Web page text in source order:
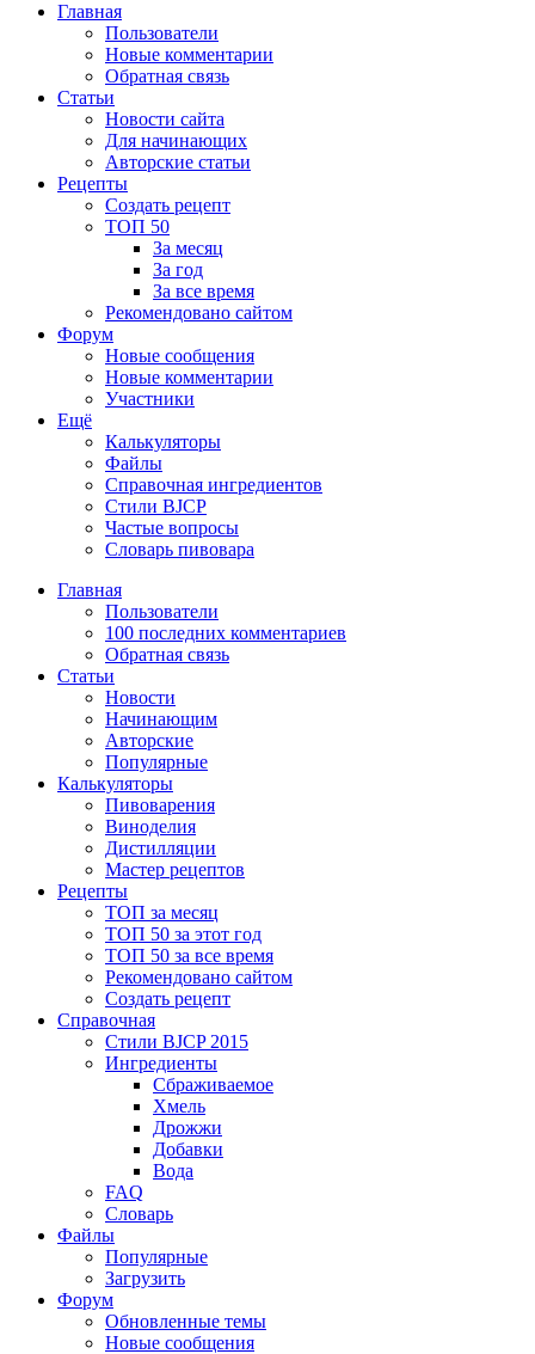
Главная
Пользователи
Новые комментарии
Обратная связь
Статьи
Новости сайта
Для начинающих
Авторские статьи
Рецепты
Создать рецепт
ТОП 50
За месяц
За год
За все время
Рекомендовано сайтом
Форум
Новые сообщения
Новые комментарии
Участники
Ещё
Калькуляторы
Файлы
Справочная ингредиентов
Стили BJCP
Частые вопросы
Словарь пивовара
Главная
Пользователи
100 последних комментариев
Обратная связь
Статьи
Новости
Начинающим
Авторские
Популярные
Калькуляторы
Пивоварения
Виноделия
Дистилляции
Мастер рецептов
Рецепты
ТОП за месяц
ТОП 50 за этот год
ТОП 50 за все время
Рекомендовано сайтом
Создать рецепт
Справочная
Стили BJCP 2015
Ингредиенты
Сбраживаемое
Хмель
Дрожжи
Добавки
Вода
FAQ
Словарь
Файлы
Популярные
Загрузить
Форум
Обновленные темы
Новые сообщения